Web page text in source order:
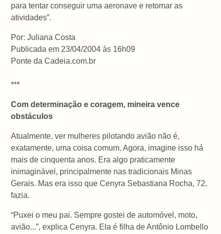
para tentar conseguir uma aeronave e retomar as
atividades”.
Por: Juliana Costa
Publicada em 23/04/2004 às 16h09
Ponte da Cadeia.com.br
***
Com determinação e coragem, mineira vence
obstáculos
Atualmente, ver mulheres pilotando avião não é,
exatamente, uma coisa comum. Agora, imagine isso há
mais de cinquenta anos. Era algo praticamente
inimaginável, principalmente nas tradicionais Minas
Gerais. Mas era isso que Cenyra Sebastiana Rocha, 72,
fazia.
“Puxei o meu pai. Sempre gostei de automóvel, moto,
avião...”, explica Cenyra. Ela é filha de Antônio Lombello